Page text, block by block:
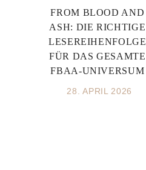
FROM BLOOD AND
ASH: DIE RICHTIGE
LESEREIHENFOLGE
FÜR DAS GESAMTE
FBAA-UNIVERSUM
28. APRIL 2026